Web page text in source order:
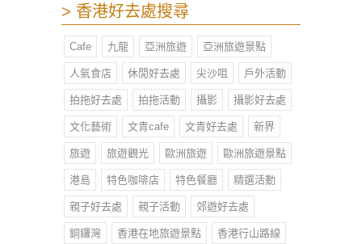
> 香港好去處搜尋
Cafe 九龍 亞洲旅遊 亞洲旅遊景點
人氣食店 休閒好去處 尖沙咀 戶外活動
拍拖好去處 拍拖活動 攝影 攝影好去處
文化藝術 文青cafe 文青好去處 新界
旅遊 旅遊觀光 歐洲旅遊 歐洲旅遊景點
港島 特色咖啡店 特色餐廳 精選活動
親子好去處 親子活動 郊遊好去處
銅鑼灣 香港在地旅遊景點 香港行山路線